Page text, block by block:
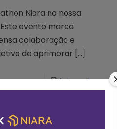
Niara na nossa
evento marca
colaboração e
de aprimorar […]
Leia mais